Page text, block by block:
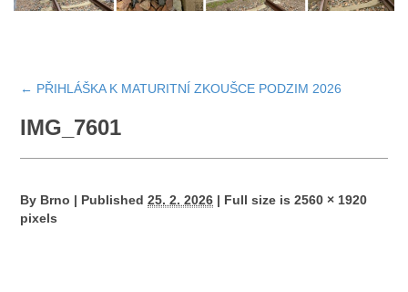
← PŘIHLÁŠKA K MATURITNÍ ZKOUŠCE PODZIM 2026
IMG_7601
By Brno | Published 25. 2. 2026 | Full size is2560 × 1920
pixels